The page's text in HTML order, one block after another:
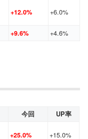
+12.0% +6.0%
+9.6% +4.6%
今回 UP率
+25.0% +15.0%